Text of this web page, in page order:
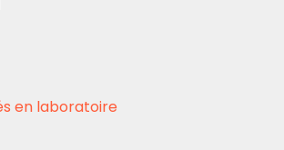
en laboratoire